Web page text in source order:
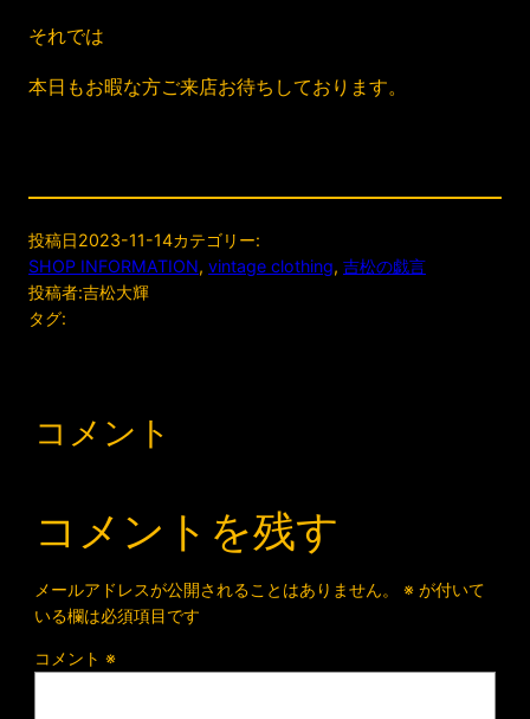
それでは
本日もお暇な方ご来店お待ちしております。
投稿日2023-11-14カテゴリー:
SHOP INFORMATION, vintage clothing, 吉松の戯言
投稿者:吉松大輝
タグ:
コメント
コメントを残す
メールアドレスが公開されることはありません。 ※が付いて
いる欄は必須項目です
コメント ※